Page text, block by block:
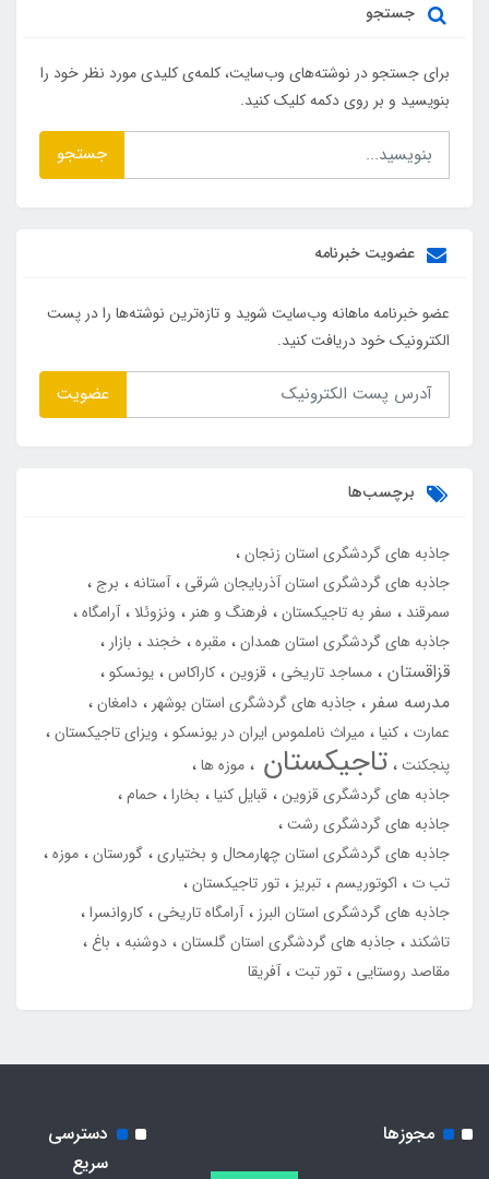
جستجو
برای جستجو در نوشته‌های وب‌سایت، کلمه‌ی کلیدی مورد نظر خود را
بنویسید و بر روی دکمه کلیک کنید.
جستجو
عضویت خبرنامه
عضو خبرنامه ماهانه وب‌سایت شوید و تازه‌ترین نوشته‌ها را در پست
الکترونیک خود دریافت کنید.
عضویت
برچسب‌ها
جاذبه های گردشگری استان زنجان
جاذبه های گردشگری استان آذربایجان شرقی
آستانه
برج
سمرقند
سفر به تاجیکستان فرهنگ و هنر ونزوئلا
آرامگاه
جاذبه های گردشگری استان همدان مقبره خجند بازار
قزاقستان مساجد تاریخی قزوین کاراکاس یونسکو
مدرسه سفر جاذبه های گردشگری استان بوشهر
دامغان
عمارت
کنیا میراث ناملموس ایران در یونسکو
ویزای تاجیکستان
پنجکنت تاجیکستان
موزه ها
جاذبه های گردشگری قزوین قبایل کنیا بخارا حمام
جاذبه های گردشگری رشت
جاذبه های گردشگری استان چهارمحال و بختیاری گورستان موزه
تب ت
اکوتوریسم تبریز
تور تاجیکستان
جاذبه های گردشگری استان البرز
آرامگاه تاریخی
کاروانسرا
تاشکند
جاذبه های گردشگری استان گلستان دوشنبه
باغ
مقاصد روستایی
تور تبت آفریقا
مجوزها
دسترسی
سریع